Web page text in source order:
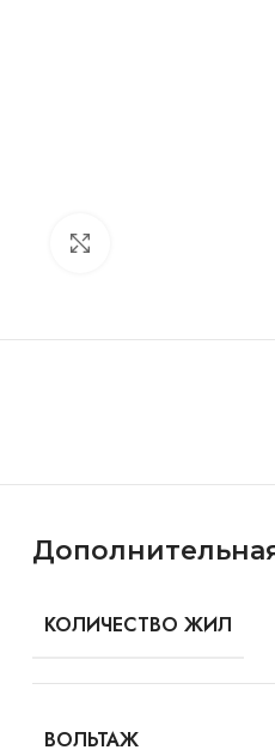
КОЛИЧЕСТВО ЖИЛ
ВОЛЬТАЖ